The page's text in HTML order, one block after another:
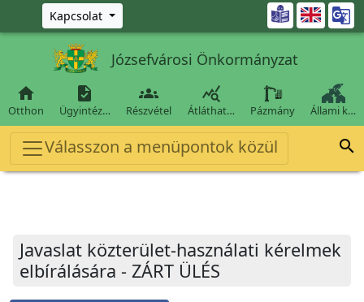
Ugrás a fő tartalomra
Kapcsolat 
Józsefvárosi Önkormányzat

Otthon

Ügyintéz…

Részvétel

Átláthat… Pázmány Állami k…
Válasszon a menüpontok közül 
Javaslat közterület-használati kérelmek
elbírálására - ZÁRT ÜLÉS